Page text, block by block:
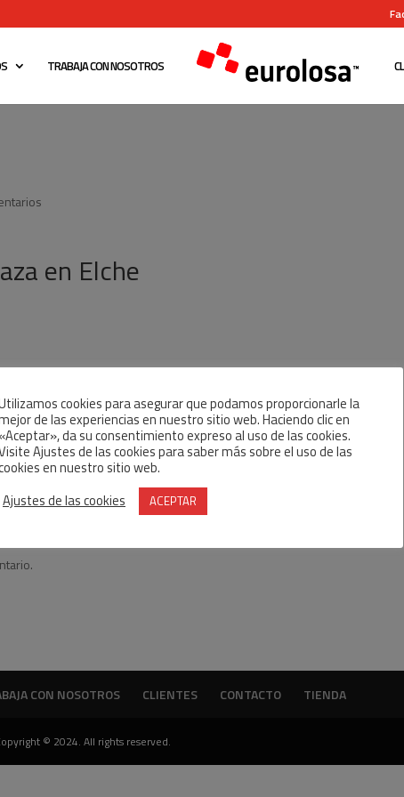
TRABAJA CON NOSOTROS
en Elche
bituminosas y reposición de suelo del total de la terraza.
CON NOSOTROS CLIENTES CONTACTO TIENDA
© 2024. All rights reserved.
cookies para asegurar que podamos proporcionarle la
de las experiencias en nuestro sitio web. Haciendo clic en
«Aceptar», da su consentimiento expreso al uso de las cookies.
Ajustes de las cookies para saber más sobre el uso de las
en nuestro sitio web.
Ajustes de las cookies
ACEPTAR